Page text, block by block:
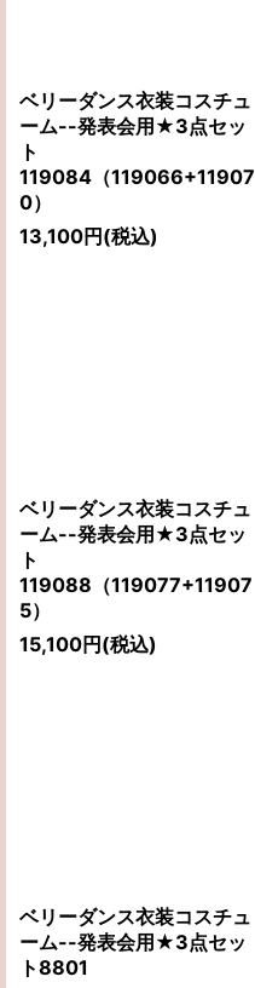
ベリーダンス衣装コスチュ
ーム--発表会用★3点セッ
ト
119084（119066+11907
0）
13,100円 (税込)
ベリーダンス衣装コスチュ
ーム--発表会用★3点セッ
ト
119088（119077+11907
5）
15,100円 (税込)
ベリーダンス衣装コスチュ
ーム--発表会用★3点セッ
ト8801